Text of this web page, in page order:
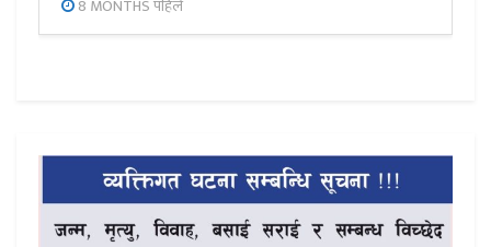
8 MONTHS पहिले